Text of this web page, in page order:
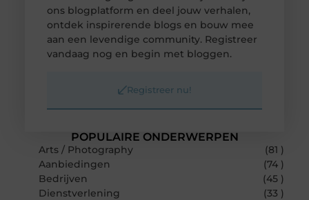
POPULAIRE ONDERWERPEN
Arts / Photography
(81 )
Aanbiedingen
(74 )
Bedrijven
(45 )
Dienstverlening
(33 )
ons blogplatform en deel jouw verhalen,
ontdek inspirerende blogs en bouw mee
aan een levendige community. Registreer
vandaag nog en begin met bloggen.
Registreer nu!